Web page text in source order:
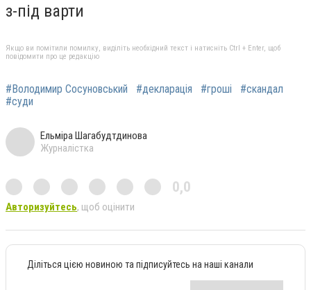
з-під варти
Якщо ви помітили помилку, виділіть необхідний текст і натисніть Ctrl + Enter, щоб
повідомити про це редакцію
#Володимир Сосуновський #декларація #гроші
#скандал
#суди
Ельміра Шагабудтдинова
Журналістка
0,0
Авторизуйтесь, щоб оцінити
Діліться цією новиною та підписуйтесь на наші канали